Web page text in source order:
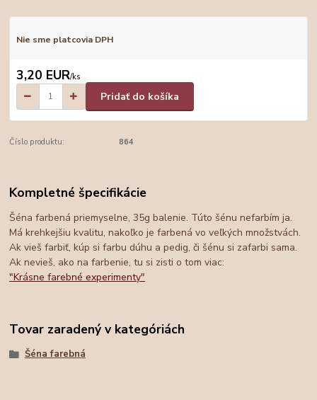
Nie sme platcovia DPH
3,20 EUR/ks
Pridať do košíka
Číslo produktu: 864
Kompletné špecifikácie
Šéna farbená priemyselne, 35g balenie. Túto šénu nefarbím ja.
Má krehkejšiu kvalitu, nakoľko je farbená vo veľkých množstvách.
Ak vieš farbiť, kúp si farbu dúhu a pedig, či šénu si zafarbi sama.
Ak nevieš, ako na farbenie, tu si zisti o tom viac:
"Krásne farebné experimenty"
Tovar zaradený v kategóriách
Šéna farebná